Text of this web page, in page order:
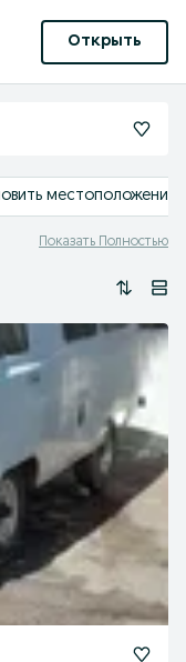
Открыть
местоположение
Показать Полностью